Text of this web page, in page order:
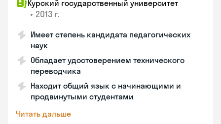
Курский государственный университет
• 2013 г.
Имеет степень кандидата педагогических
наук
Обладает удостоверением технического
переводчика
Находит общий язык с начинающими и
продвинутыми студентами
Читать дальше